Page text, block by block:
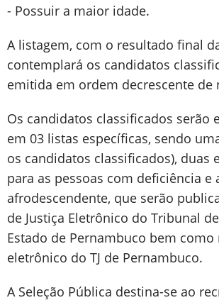
- Possuir a maior idade.
A listagem, com o resultado final
contemplará os candidatos
emitida em ordem decrescente de
Os candidatos classificados serão
em 03 listas específicas, sendo
os candidatos classificados), duas
para as pessoas com deficiência e
afrodescendente, que serão
de Justiça Eletrônico do Tribunal
Estado de Pernambuco bem como
eletrônico do TJ de Pernambuco.
A Seleção Pública destina-se ao